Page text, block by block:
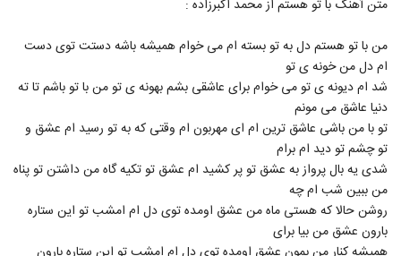
235
236
دانلود آهنگ جدید و زیبای مرداد با نام خوابم
۳۳۴ بازدید
237
دانلود آهنگ فرزاد شجاعی تب عشق (Farzad
Shojaiee Tabe Eshgh)
238
(Karen Qolinezhad Cheshme
متن آهنگ با تو هستم از محمد اکبرزاده :
من با تو هستم دل به تو بسته ام می خوام همیشه باشه دستت توی دست
ام دل من خونه ی تو
شد ام دیونه ی تو می خوام برای عاشقی بشم بهونه ی تو من با تو باشم تا ته
دنیا عاشق می مونم
تو با من باشی عاشق ترین ام ای مهربون ام وقتی که به تو رسید ام عشق و
تو چشم تو دید ام برام
شدی یه بال پرواز به عشق تو پر کشید ام عشق تو تکیه گاه من داشتن تو پناه
من ببین شب ام چه
روشن حالا که هستی ماه من عشق اومده توی دل ام امشب تو این ستاره
بارون عشق من بیا برای